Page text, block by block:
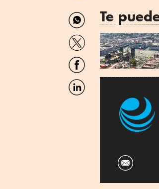
Compartir
por
WhatsApp
Compartir
por
Twitter
Compartir
por
Facebook
Compartir
por
Te